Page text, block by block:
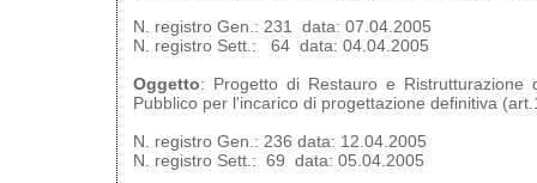
N. registro Gen.: 231 data: 07.04.2005
N. registro Sett.: 64 data: 04.04.2005
Oggetto: Progetto di Restauro e Ristrutturazione
Pubblico per l'incarico di progettazione definitiva
N. registro Gen.: 236 data: 12.04.2005
N. registro Sett.: 69 data: 05.04.2005